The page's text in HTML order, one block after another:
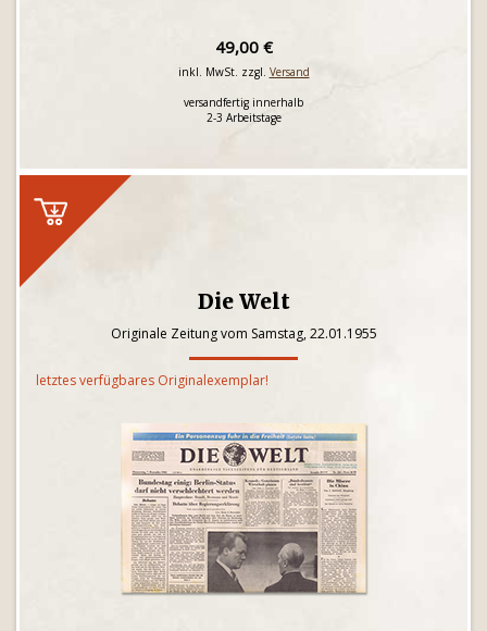
49,00 €
inkl. MwSt. zzgl. Versand
versandfertig innerhalb
2-3 Arbeitstage
Die Welt
Originale Zeitung vom Samstag, 22.01.1955
letztes verfügbares Originalexemplar!